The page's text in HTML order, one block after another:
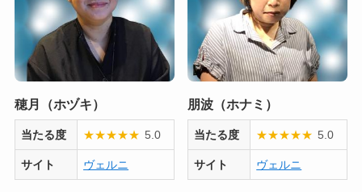
穂月（ホヅキ）
当たる度 ★★★★★ 5.0
サイト ヴェルニ
朋波（ホナミ）
当たる度 ★★★★★ 5.0
サイト ヴェルニ